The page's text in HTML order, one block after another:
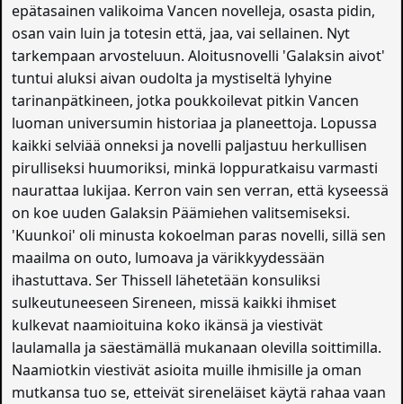
epätasainen valikoima Vancen novelleja, osasta pidin,
osan vain luin ja totesin että, jaa, vai sellainen. Nyt
tarkempaan arvosteluun. Aloitusnovelli 'Galaksin aivot'
tuntui aluksi aivan oudolta ja mystiseltä lyhyine
tarinanpätkineen, jotka poukkoilevat pitkin Vancen
luoman universumin historiaa ja planeettoja. Lopussa
kaikki selviää onneksi ja novelli paljastuu herkullisen
pirulliseksi huumoriksi, minkä loppuratkaisu varmasti
naurattaa lukijaa. Kerron vain sen verran, että kyseessä
on koe uuden Galaksin Päämiehen valitsemiseksi.
'Kuunkoi' oli minusta kokoelman paras novelli, sillä sen
maailma on outo, lumoava ja värikkyydessään
ihastuttava. Ser Thissell lähetetään konsuliksi
sulkeutuneeseen Sireneen, missä kaikki ihmiset
kulkevat naamioituina koko ikänsä ja viestivät
laulamalla ja säestämällä mukanaan olevilla soittimilla.
Naamiotkin viestivät asioita muille ihmisille ja oman
mutkansa tuo se, etteivät sireneläiset käytä rahaa vaan